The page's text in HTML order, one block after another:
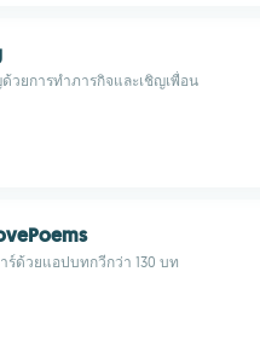
วยการทำภารกิจและเชิญเพื่อน
ร์ด้วยแอปบทกวีกว่า 130 บท